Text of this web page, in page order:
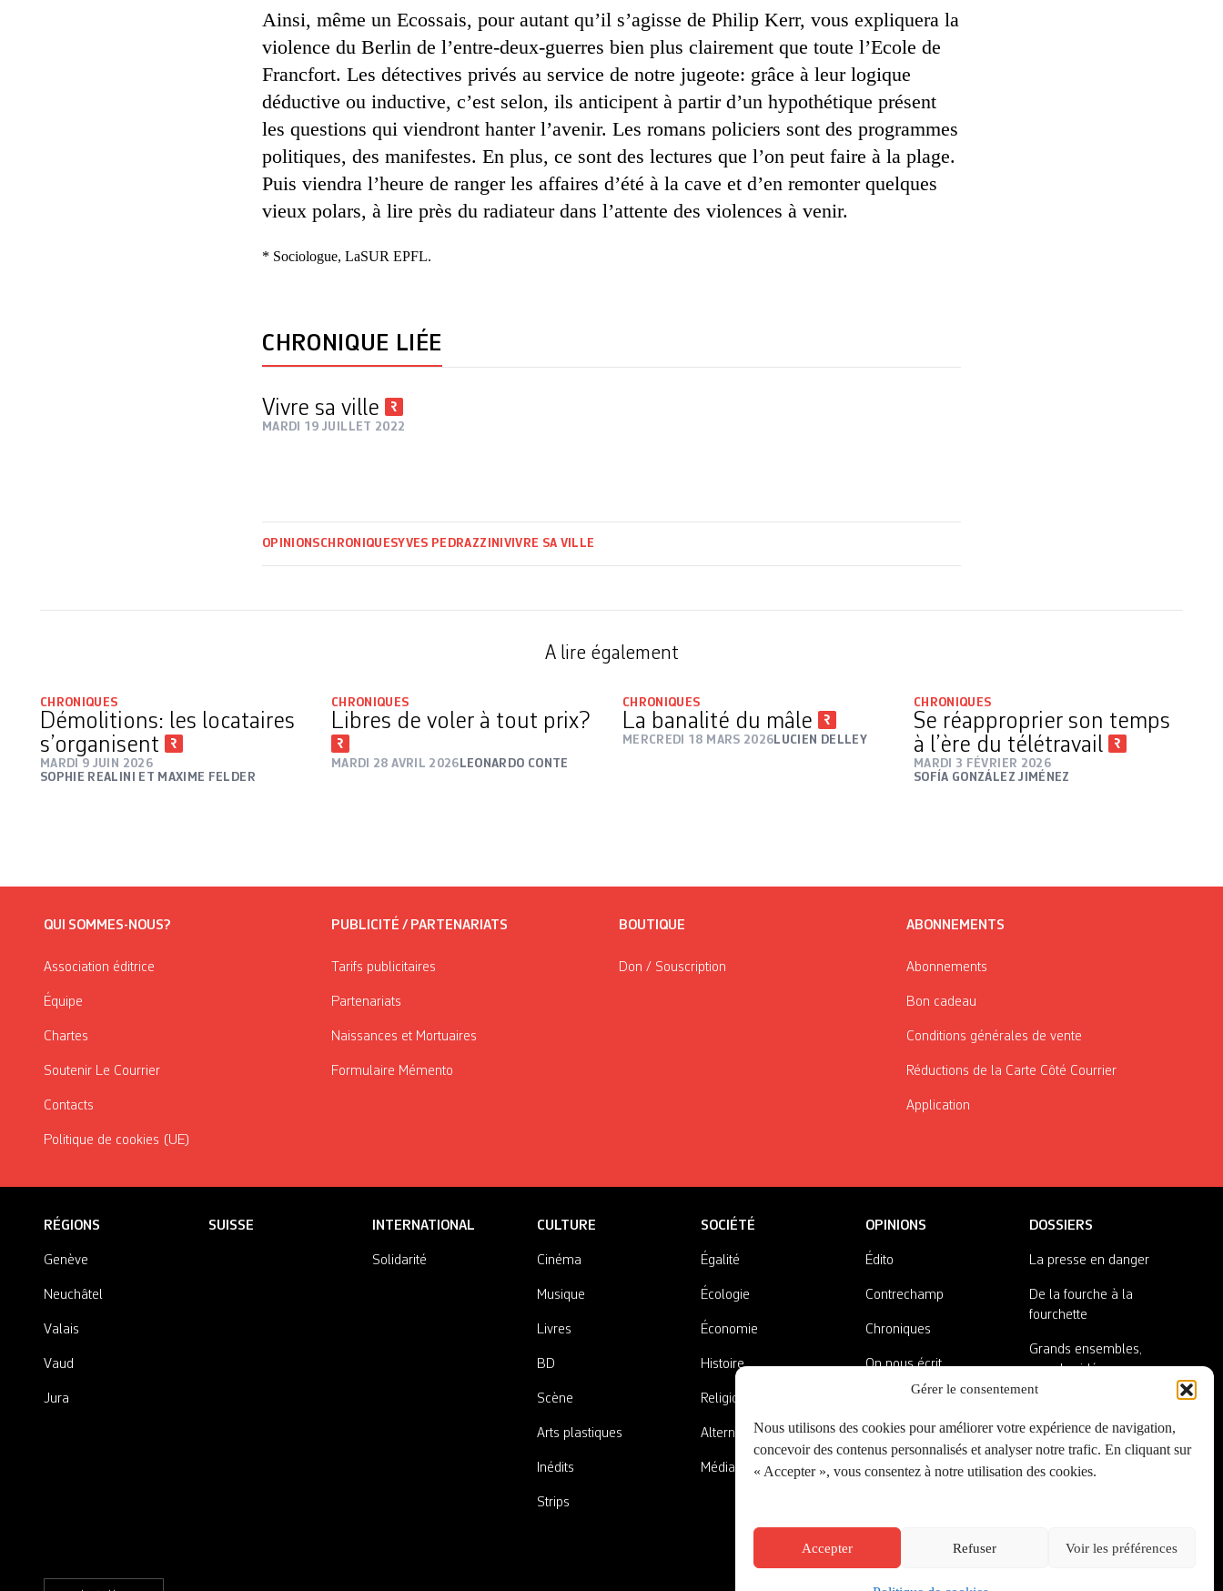
Gérer le consentement
Nous utilisons des cookies pour améliorer votre expérience de navigation,
concevoir des contenus personnalisés et analyser notre trafic. En cliquant sur
« Accepter », vous consentez à notre utilisation des cookies.
Accepter Refuser Voir les préférences
Ainsi, même un Ecossais, pour autant qu’il s’agisse de Philip Kerr, vous expliquera la
violence du Berlin de l’entre-deux-guerres bien plus clairement que toute l’Ecole de
Francfort. Les détectives privés au service de notre jugeote: grâce à leur logique
déductive ou inductive, c’est selon, ils anticipent à partir d’un hypothétique présent
les questions qui viendront hanter l’avenir. Les romans policiers sont des programmes
politiques, des manifestes. En plus, ce sont des lectures que l’on peut faire à la plage.
Puis viendra l’heure de ranger les affaires d’été à la cave et d’en remonter quelques
vieux polars, à lire près du radiateur dans l’attente des violences à venir.
* Sociologue, LaSUR EPFL.
CHRONIQUE LIÉE
Vivre sa ville
MARDI 19 JUILLET 2022
OPINIONSCHRONIQUESYVES PEDRAZZINI VIVRE SA VILLE
A lire également
CHRONIQUES
Démolitions: les locataires
s’organisent
MARDI 9 JUIN 2026
SOPHIE REALINI ET MAXIME FELDER
CHRONIQUES
Libres de voler à tout prix?
MARDI 28 AVRIL 2026 LEONARDO CONTE
CHRONIQUES
La banalité du mâle
MERCREDI 18 MARS 2026 LUCIEN DELLEY
CHRONIQUES
Se réapproprier son temps
à l’ère du télétravail
MARDI 3 FÉVRIER 2026
SOFÍA GONZÁLEZ JIMÉNEZ
QUI SOMMES-NOUS?
Association éditrice
Équipe
Chartes
Soutenir Le Courrier
Contacts
Politique de cookies (UE)
PUBLICITÉ / PARTENARIATS
Tarifs publicitaires
Partenariats
Naissances et Mortuaires
Formulaire Mémento
BOUTIQUE
Don / Souscription
ABONNEMENTS
Abonnements
Bon cadeau
Conditions générales de vente
Réductions de la Carte Côté Courrier
Application
RÉGIONS
Genève
Neuchâtel
Valais
Vaud
Jura
SUISSE INTERNATIONAL
Solidarité
CULTURE
Cinéma
Musique
Livres
BD
Scène
Arts plastiques
Inédits
Strips
SOCIÉTÉ
Égalité
Écologie
Économie
Histoire
Religions
Alternatives
Médias
OPINIONS
Édito
Contrechamp
Chroniques
On nous écrit
A côté de la plaque
DOSSIERS
La presse en danger
De la fourche à la
fourchette
Grands ensembles,
grandes idées